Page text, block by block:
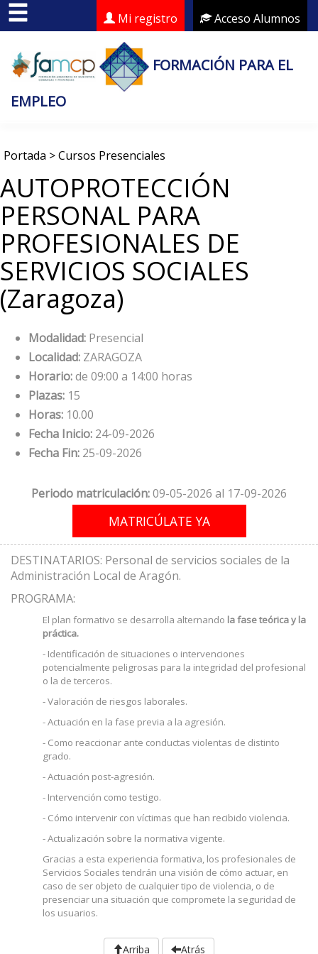
Acceso Alumnos
Mi registro
FORMACIÓN PARA EL
EMPLEO
Portada >Cursos Presenciales
AUTOPROTECCIÓN
PERSONAL PARA
PROFESIONALES DE
SERVICIOS SOCIALES
(Zaragoza)
Modalidad: Presencial
Localidad: ZARAGOZA
Horario:de 09:00 a 14:00 horas
Plazas: 15
Horas: 10.00
Fecha Inicio: 24-09-2026
Fecha Fin: 25-09-2026
Periodo matriculación:09-05-2026 al 17-09-2026
DESTINATARIOS: Personal de servicios sociales de la
Administración Local de Aragón.
PROGRAMA:
El plan formativo se desarrolla alternando la fase teórica y la
práctica.
- Identificación de situaciones o intervenciones
potencialmente peligrosas para la integridad del profesional
o la de terceros.
- Valoración de riesgos laborales.
- Actuación en la fase previa a la agresión.
- Como reaccionar ante conductas violentas de distinto
grado.
- Actuación post-agresión.
- Intervención como testigo.
- Cómo intervenir con víctimas que han recibido violencia.
- Actualización sobre la normativa vigente.
Gracias a esta experiencia formativa, los profesionales de
Servicios Sociales tendrán una visión de cómo actuar, en
caso de ser objeto de cualquier tipo de violencia, o de
presenciar una situación que compromete la seguridad de
los usuarios.
Arriba Atrás